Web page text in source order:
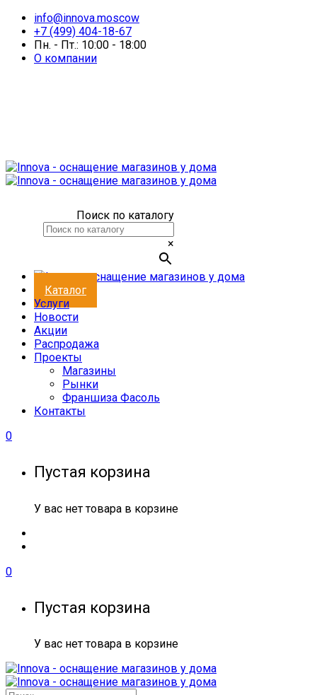
info@innova.moscow
+7 (499) 404-18-67
Пн. - Пт.: 10:00 - 18:00
О компании
Поиск по каталогу
×
Каталог
Услуги
Новости
Акции
Распродажа
Проекты
Магазины
Рынки
Франшиза Фасоль
Контакты
0
Пустая корзина
У вас нет товара в корзине
0
Пустая корзина
У вас нет товара в корзине